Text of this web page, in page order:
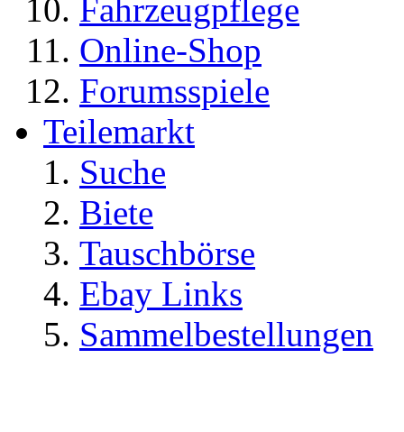
Fahrzeugpflege
Online-Shop
Forumsspiele
Teilemarkt
Suche
Biete
Tauschbörse
Ebay Links
Sammelbestellungen